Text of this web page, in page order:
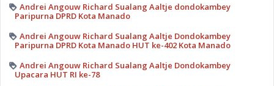
Andrei Angouw Richard Sualang Aaltje dondokambey
Paripurna DPRD Kota Manado
Andrei Angouw Richard Sualang Aaltje Dondokambey
Paripurna DPRD Kota Manado HUT ke-402 Kota Manado
Andrei Angouw Richard Sualang Aaltje Dondokambey
Upacara HUT RI ke-78